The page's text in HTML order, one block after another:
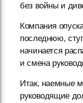
без войны и
Компания
последнюю,
начинается
и смена
Итак, наемные
руководящие